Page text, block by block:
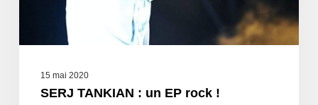
15 mai 2020
SERJ TANKIAN : un EP rock !